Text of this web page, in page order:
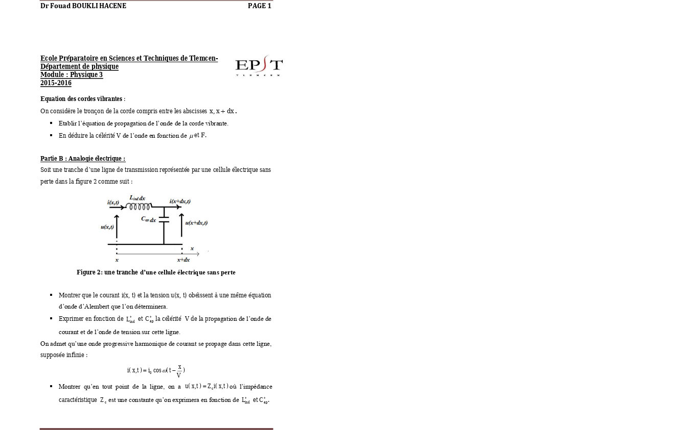
Dr Fouad BOUKLI HACENE PAGE 1
Ecole Préparatoire en Sciences et Techniques de Tlemcen-
Département de physique
Module : Physique 3
2015-2016
Equation des cordes vibrantes :
On considère le tronçon de la corde compris entre les abscisses dx
x
,
x  .
 Etablir l’équation de propagation de l’onde de la corde vibrante.
 En déduire la célérité V de l’onde en fonction de et F.
Partie B : Analogie électrique :
Soit une tranched’une ligne de transmission représentée par une cellule électrique sans
perte dans la figure 2 comme suit :
Figure 2: une tranche d’une cellule électrique sans perte
 Montrer que le courant i(x, t) et la tension u(x, t) obéissent à une même équation
d’onde d’Alembert que l’on déterminera.
 Exprimer en fonction de 
ind
L et 
ap
C la célérité V de la propagation de l’onde de
courant et de l’onde de tension sur cette ligne.
On admet qu’une onde progressive harmonique de courant se propage dans cette ligne,
supposée infinie :
)
V
x
t
(
cos
i
)
t
,
x
(
i 0
 
 Montrer  qu’en  tout  point  de la  ligne,  on  a )
t
,
x
(
i
Z
)
t
,
x
(
u c
 où  l’impédance
caractéristique c
Z est une constante qu’on exprimera en fonction de 
ind
L et 
ap
C .